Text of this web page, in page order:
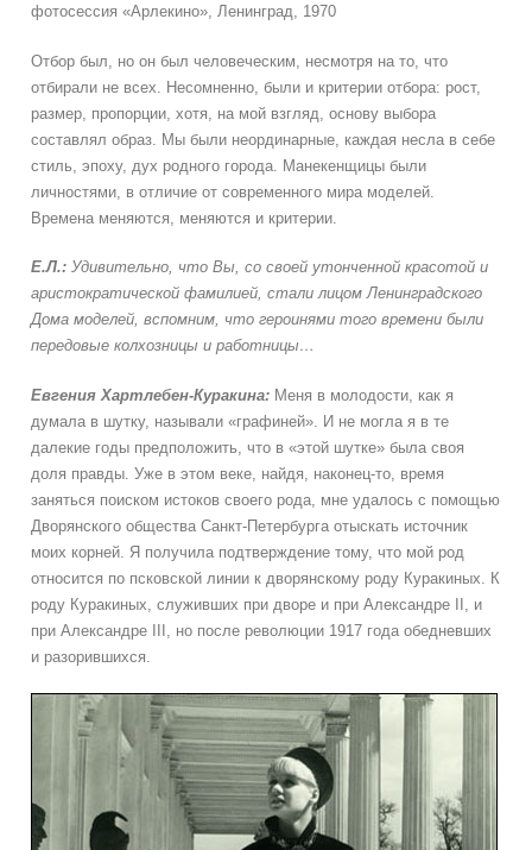
фотосессия «Арлекино», Ленинград, 1970
Отбор был, но он был человеческим, несмотря на то, что
отбирали не всех. Несомненно, были и критерии отбора: рост,
размер, пропорции, хотя, на мой взгляд, основу выбора
составлял образ. Мы были неординарные, каждая несла в себе
стиль, эпоху, дух родного города. Манекенщицы были
личностями, в отличие от современного мира моделей.
Времена меняются, меняются и критерии.
Е.Л.: Удивительно, что Вы, со своей утонченной красотой и
аристократической фамилией, стали лицом Ленинградского
Дома моделей, вспомним, что героинями того времени были
передовые колхозницы и работницы…
Евгения Хартлебен-Куракина: Меня в молодости, как я
думала в шутку, называли «графиней». И не могла я в те
далекие годы предположить, что в «этой шутке» была своя
доля правды. Уже в этом веке, найдя, наконец-то, время
заняться поиском истоков своего рода, мне удалось с помощью
Дворянского общества Санкт-Петербурга отыскать источник
моих корней. Я получила подтверждение тому, что мой род
относится по псковской линии к дворянскому роду Куракиных. К
роду Куракиных, служивших при дворе и при Александре II, и
при Александре III, но после революции 1917 года обедневших
и разорившихся.